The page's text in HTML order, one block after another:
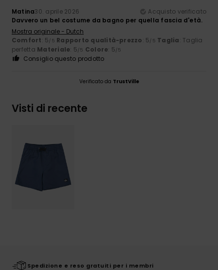
Matina30. aprile 2026
Acquisto verificato
Davvero un bel costume da bagno per quella fascia d'età.
Mostra originale - Dutch
Comfort: 5/5 Rapporto qualità-prezzo: 5/5 Taglia: Taglia
perfetta Materiale: 5/5 Colore: 5/5
Consiglio questo prodotto
Verificato da TrustVille
Visti di recente
Spedizione e reso gratuiti per i membri